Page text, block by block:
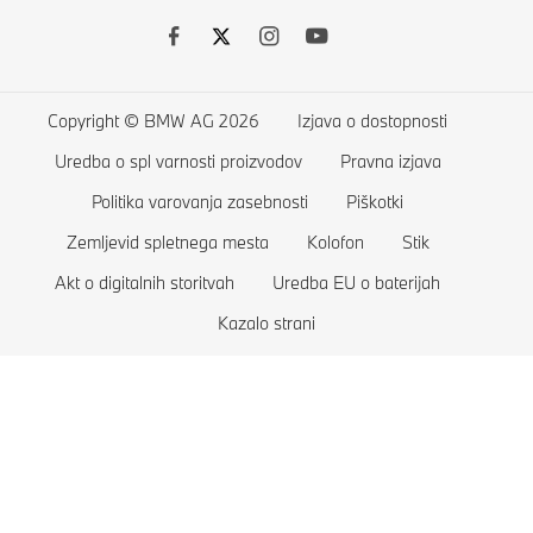
Seznam želja
Trgovina
Aktualne ponudbe BMW
Primerjaj vozila
Trgovina BMW Lifestyle
BMW serije 2
BMW serije 1
BMW serije M
Limuzine BMW
Konceptna vozila BMW
Copyright © BMW AG 2026
Izjava o dostopnosti
Uredba o spl varnosti proizvodov
Pravna izjava
Politika varovanja zasebnosti
Piškotki
Zemljevid spletnega mesta
Kolofon
Stik
Akt o digitalnih storitvah
Uredba EU o baterijah
Kazalo strani